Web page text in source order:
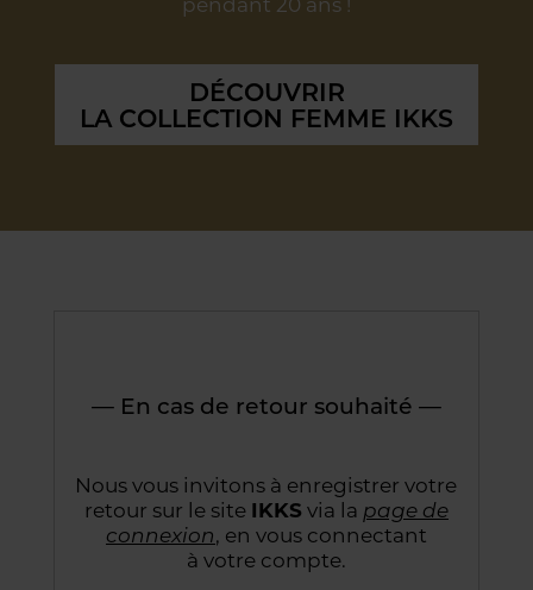
DÉCOUVRIR
LA COLLECTION FEMME IKKS
— En cas de retour souhaité —
Nous vous invitons à enregistrer votre
retour sur le site IKKS via la page de
connexion, en vous connectant
à votre compte.